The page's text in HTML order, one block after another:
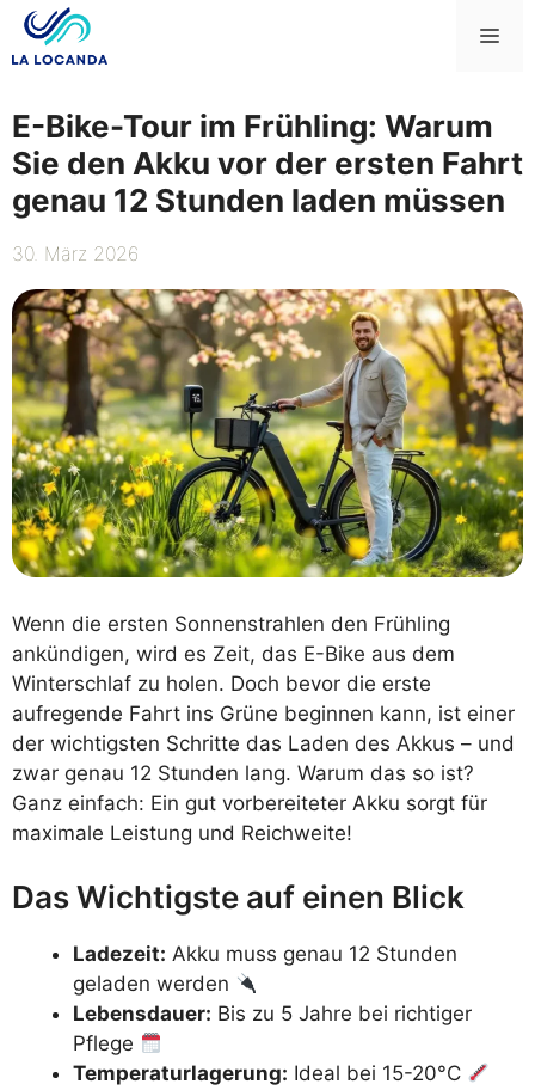
Zum
Inhalt
E-Bike-Tour im Frühling: Warum
Sie den Akku vor der ersten Fahrt
genau 12 Stunden laden müssen
30. März 2026
Wenn die ersten Sonnenstrahlen den Frühling
ankündigen, wird es Zeit, das E-Bike aus dem
Winterschlaf zu holen. Doch bevor die erste
aufregende Fahrt ins Grüne beginnen kann, ist einer
der wichtigsten Schritte das Laden des Akkus – und
zwar genau 12 Stunden lang. Warum das so ist?
Ganz einfach: Ein gut vorbereiteter Akku sorgt für
maximale Leistung und Reichweite!
Das Wichtigste auf einen Blick
Ladezeit: Akku muss genau 12 Stunden
geladen werden
Lebensdauer: Bis zu 5 Jahre bei richtiger
Pflege
Temperaturlagerung: Ideal bei 15-20°C